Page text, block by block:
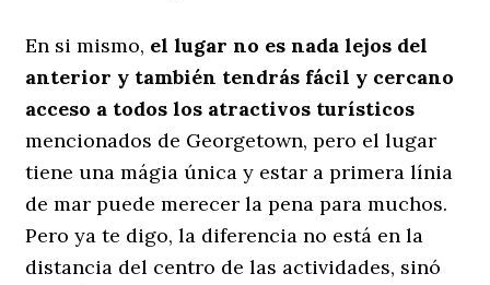
En si mismo, el lugar no es nada lejos del
anterior y también tendrás fácil y cercano
acceso a todos los atractivos turísticos
mencionados de Georgetown, pero el lugar
tiene una mágia única y estar a primera línia
de mar puede merecer la pena para muchos.
Pero ya te digo, la diferencia no está en la
distancia del centro de las actividades, sinó